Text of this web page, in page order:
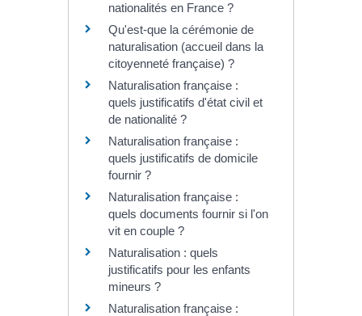
nationalités en France ?
Qu'est-que la cérémonie de
naturalisation (accueil dans la
citoyenneté française) ?
Naturalisation française :
quels justificatifs d'état civil et
de nationalité ?
Naturalisation française :
quels justificatifs de domicile
fournir ?
Naturalisation française :
quels documents fournir si l'on
vit en couple ?
Naturalisation : quels
justificatifs pour les enfants
mineurs ?
Naturalisation française :